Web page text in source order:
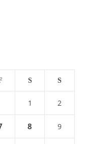
S S
1 2
8 9